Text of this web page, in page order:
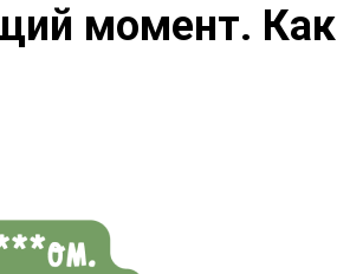
момент. Как